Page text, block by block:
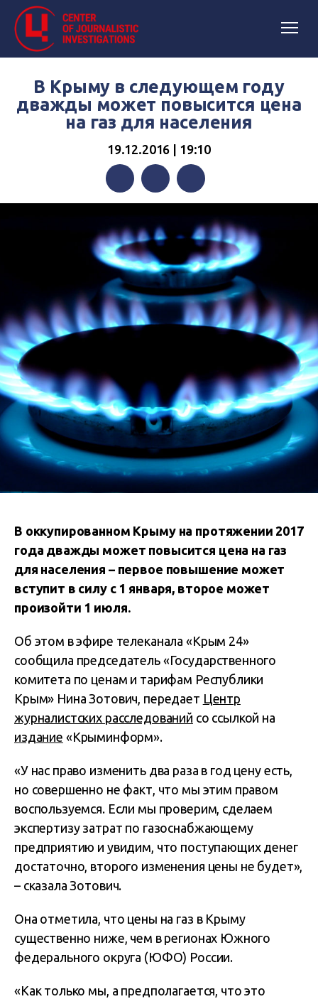
В Крыму в следующем году
дважды может повысится цена
на газ для населения
19.12.2016 | 19:10
FacebookTwitterTelegram
В оккупированном Крыму на протяжении 2017
года дважды может повысится цена на газ
для населения – первое повышение может
вступит в силу с 1 января, второе может
произойти 1 июля.
Об этом в эфире телеканала «Крым 24»
сообщила председатель «Государственного
комитета по ценам и тарифам Республики
Крым» Нина Зотович, передает Центр
журналистских расследований со ссылкой на
издание «Крыминформ».
«У нас право изменить два раза в год цену есть,
но совершенно не факт, что мы этим правом
воспользуемся. Если мы проверим, сделаем
экспертизу затрат по газоснабжающему
предприятию и увидим, что поступающих денег
достаточно, второго изменения цены не будет»,
– сказала Зотович.
Она отметила, что цены на газ в Крыму
существенно ниже, чем в регионах Южного
федерального округа (ЮФО) России.
«Как только мы, а предполагается, что это